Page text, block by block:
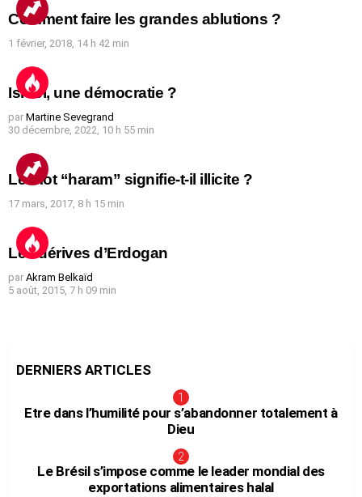
Comment faire les grandes ablutions ?
1 février, 2018, 14 h 42 min
Israël, une démocratie ?
par Martine Sevegrand
30 décembre, 2022, 10 h 55 min
Le mot “haram” signifie-t-il illicite ?
17 mars, 2017, 8 h 15 min
Les dérives d’Erdogan
par Akram Belkaïd
5 août, 2015, 7 h 09 min
DERNIERS ARTICLES
Etre dans l’humilité pour s’abandonner totalement à
Dieu
Le Brésil s’impose comme le leader mondial des
exportations alimentaires halal